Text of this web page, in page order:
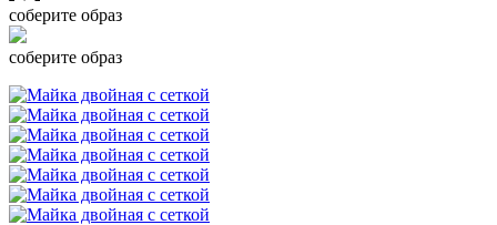
соберите образ
соберите образ